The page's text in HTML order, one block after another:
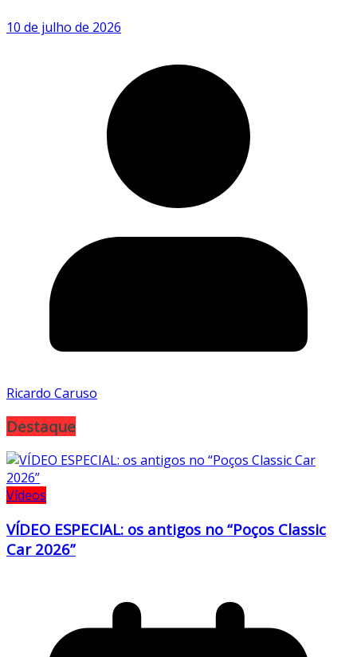
10 de julho de 2026
Ricardo Caruso
Destaque
Vídeos
VÍDEO ESPECIAL: os antigos no “Poços Classic
Car 2026”